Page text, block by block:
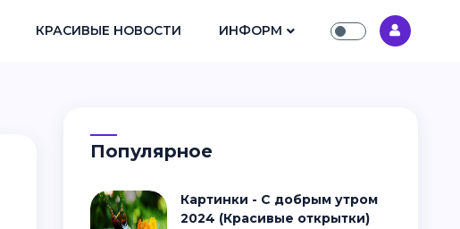
КРАСИВЫЕ НОВОСТИ ИНФОРМ
Популярное
Картинки - С добрым утром
2024 (Красивые открытки)